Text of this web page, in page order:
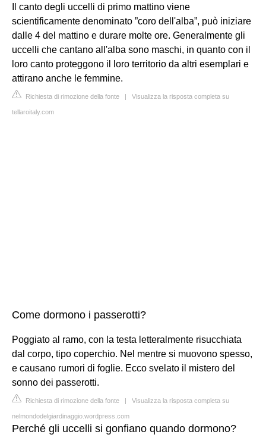
Il canto degli uccelli di primo mattino viene
scientificamente denominato ”coro dell'alba”, può iniziare
dalle 4 del mattino e durare molte ore. Generalmente gli
uccelli che cantano all'alba sono maschi, in quanto con il
loro canto proteggono il loro territorio da altri esemplari e
attirano anche le femmine.
Richiesta di rimozione della fonte | Visualizza la risposta completa su
tellaroitaly.com
Come dormono i passerotti?
Poggiato al ramo, con la testa letteralmente risucchiata
dal corpo, tipo coperchio. Nel mentre si muovono spesso,
e causano rumori di foglie. Ecco svelato il mistero del
sonno dei passerotti.
Richiesta di rimozione della fonte | Visualizza la risposta completa su
nelmondodelgiardinaggio.wordpress.com
Perché gli uccelli si gonfiano quando dormono?